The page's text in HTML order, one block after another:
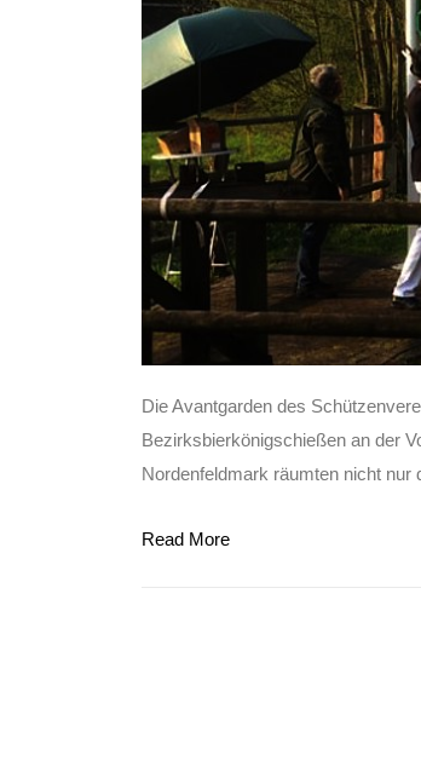
Die Avantgarden des
Bezirksbierkönigschießen an der
Nordenfeldmark räumten nicht nur
Read More